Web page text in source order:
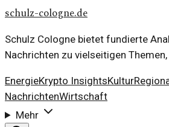
schulz-cologne.de
Schulz Cologne bietet fundierte
Nachrichten zu vielseitigen
EnergieKrypto InsightsKultur
NachrichtenWirtschaft
Mehr